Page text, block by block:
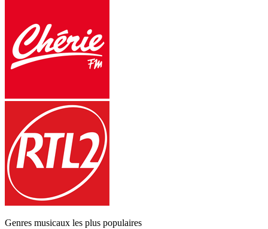
Genres musicaux les plus populaires